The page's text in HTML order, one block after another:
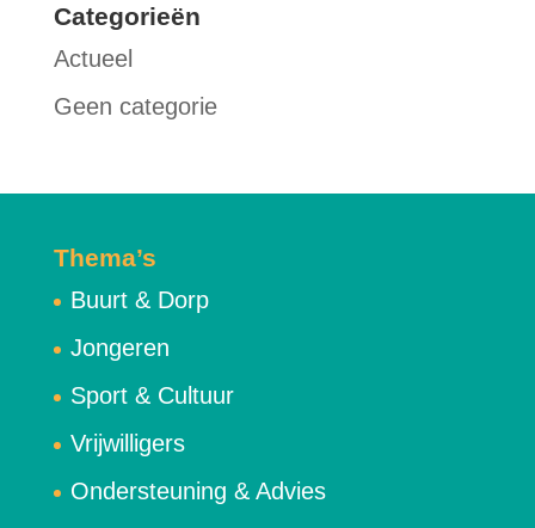
Categorieën
Actueel
Geen categorie
Thema’s
Buurt & Dorp
Jongeren
Sport & Cultuur
Vrijwilligers
Ondersteuning & Advies